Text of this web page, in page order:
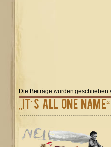
Die Beiträge wurden geschrieben
„It´s All One